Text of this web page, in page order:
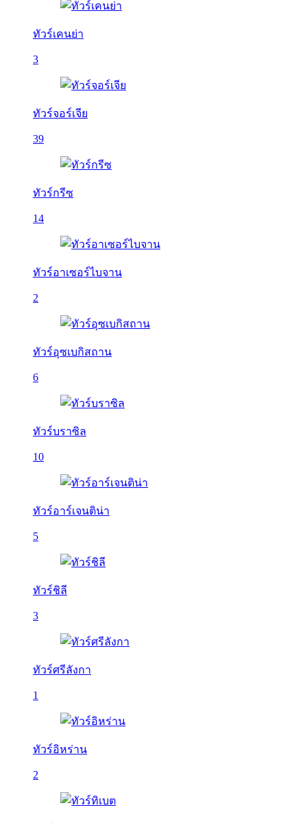
ทัวร์เคนย่า
3
ทัวร์จอร์เจีย
39
ทัวร์กรีซ
14
ทัวร์อาเซอร์ไบจาน
2
ทัวร์อุซเบกิสถาน
6
ทัวร์บราซิล
10
ทัวร์อาร์เจนติน่า
5
ทัวร์ชิลี
3
ทัวร์ศรีลังกา
1
ทัวร์อิหร่าน
2